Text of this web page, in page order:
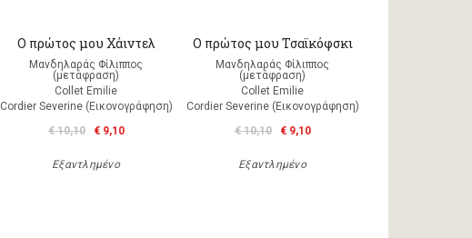
Ο πρώτος μου Χάιντελ
Μανδηλαράς Φίλιππος
(μετάφραση)
Collet Emilie
Cordier Severine (Εικονογράφηση)
€ 10,10
€ 9,10
Εξαντλημένο
Ο πρώτος μου Τσαϊκόφσκι
Μανδηλαράς Φίλιππος
(μετάφραση)
Collet Emilie
Cordier Severine (Εικονογράφηση)
€ 10,10
€ 9,10
Εξαντλημένο